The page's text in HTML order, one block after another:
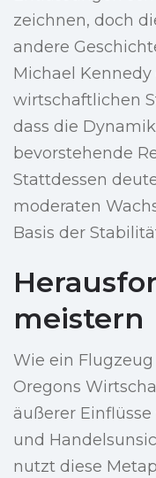
zeichnen, doch
andere
Michael
wirtschaftlichen
dass die
bevorstehende
Stattdessen
moderaten
Basis der
meistern
Wie ein
Oregons
äußerer
und
nutzt diese